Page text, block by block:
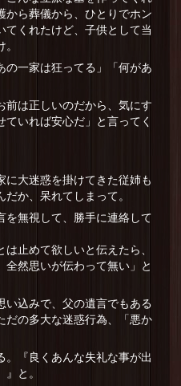
から葬儀から、ひとりでホン
てくれたけど、子供として当
の一家は狂ってる」「何があ
前は正しいのだから、気にす
いれば安心だ」と言ってく
に大迷惑を掛けてきた従姉も
か、呆れてしまって。
を無視して、勝手に連絡して
は止めて欲しいと伝えたら、
全然思いが伝わって無い」と
い込みで、父の遺言でもある
だの多大な迷惑行為、「悪か
。『良くあんな失礼な事が出
と。